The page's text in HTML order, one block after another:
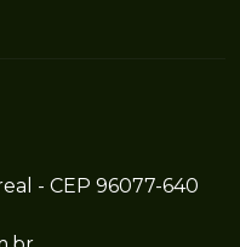
- CEP 96077-640